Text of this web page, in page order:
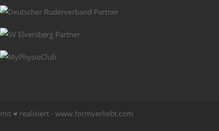
mit ♥ realisiert - www.formverliebt.com